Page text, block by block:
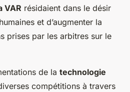
VAR résidaient dans le désir
et d’augmenter la
prises par les arbitres sur le
de la technologie
compétitions à travers